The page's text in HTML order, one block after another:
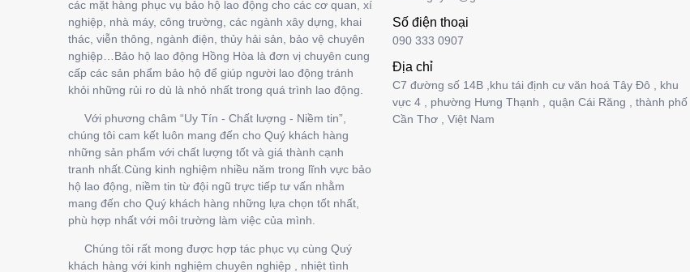
các mặt hàng phục vụ bảo hộ lao động cho các cơ quan, xí
nghiệp, nhà máy, công trường, các ngành xây dựng, khai
thác, viễn thông, ngành điện, thủy hải sản, bảo vệ chuyên
nghiệp…Bảo hộ lao động Hồng Hòa là đơn vị chuyên cung
cấp các sản phẩm bảo hộ để giúp người lao động tránh
khỏi những rủi ro dù là nhỏ nhất trong quá trình lao động.
Với phương châm “Uy Tín - Chất lượng - Niềm tin”,
chúng tôi cam kết luôn mang đến cho Quý khách hàng
những sản phẩm với chất lượng tốt và giá thành cạnh
tranh nhất.Cùng kinh nghiệm nhiều năm trong lĩnh vực bảo
hộ lao động, niềm tin từ đội ngũ trực tiếp tư vấn nhằm
mang đến cho Quý khách hàng những lựa chọn tốt nhất,
phù hợp nhất với môi trường làm việc của mình.
Chúng tôi rất mong được hợp tác phục vụ cùng Quý
khách hàng với kinh nghiệm chuyên nghiệp , nhiệt tình
Số điện thoại
090 333 0907
Địa chỉ
C7 đường số 14B ,khu tái định cư văn hoá Tây Đô , khu
vực 4 , phường Hưng Thạnh , quận Cái Răng , thành phố
Cần Thơ , Việt Nam